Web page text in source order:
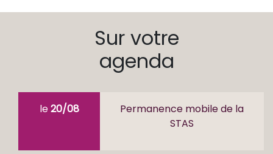
Sur votre
agenda
le20/08
Permanence mobile de la
STAS